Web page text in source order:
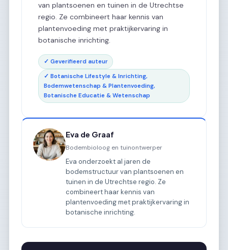
van plantsoenen en tuinen in de Utrechtse
regio. Ze combineert haar kennis van
plantenvoeding met praktijkervaring in
botanische inrichting.
✓ Geverifieerd auteur
✓ Botanische Lifestyle & Inrichting,
Bodemwetenschap & Plantenvoeding,
Botanische Educatie & Wetenschap
Eva de Graaf
Bodembioloog en tuinontwerper
Eva onderzoekt al jaren de
bodemstructuur van plantsoenen en
tuinen in de Utrechtse regio. Ze
combineert haar kennis van
plantenvoeding met praktijkervaring in
botanische inrichting.